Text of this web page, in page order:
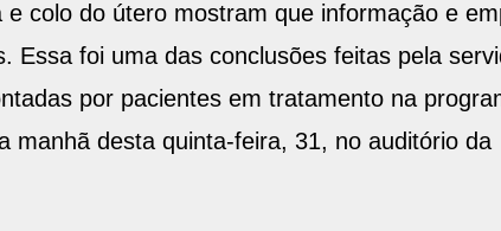
colo do útero mostram que informação e
Essa foi uma das conclusões feitas pela
por pacientes em tratamento na
manhã desta quinta-feira, 31, no auditório da